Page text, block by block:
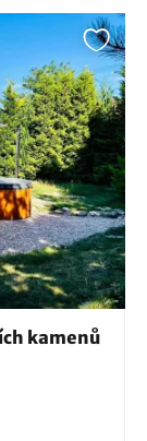
kamenů